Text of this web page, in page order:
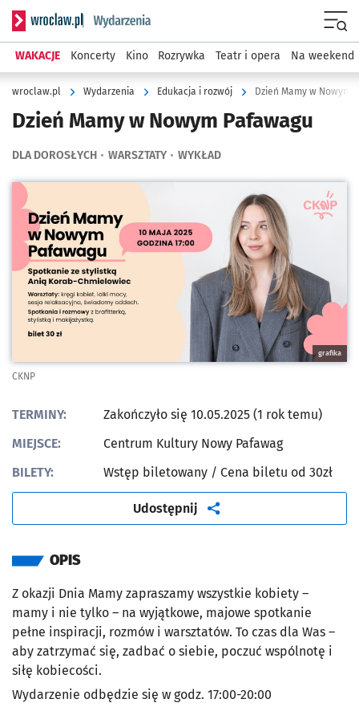
Serwis informacyjny wroclaw.pl podserwis: Wydarzenia
WAKACJE Koncerty Kino Rozrywka Teatr i opera Na weekend
wroclaw.pl Wydarzenia Edukacja i rozwój Dzień Mamy w Nowym
Dzień Mamy w Nowym Pafawagu
DLA DOROSŁYCH WARSZTATY WYKŁAD
Kliknij, aby powiększyć
grafika
CKNP
TERMINY:
Zakończyło się 10.05.2025 (1 rok temu)
MIEJSCE:
Centrum Kultury Nowy Pafawag
BILETY:
Wstęp biletowany / Cena biletu od 30zł
Udostępnij artykuł
OPIS
Z okazji Dnia Mamy zapraszamy wszystkie kobiety –
mamy i nie tylko – na wyjątkowe, majowe spotkanie
pełne inspiracji, rozmów i warsztatów. To czas dla Was –
aby zatrzymać się, zadbać o siebie, poczuć wspólnotę i
siłę kobiecości.
Wydarzenie odbędzie się w godz. 17:00-20:00